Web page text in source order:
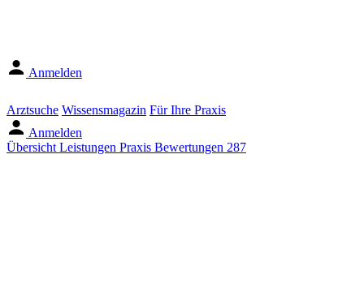
Anmelden
Arztsuche Wissensmagazin Für Ihre Praxis
Anmelden
Übersicht Leistungen Praxis Bewertungen 287